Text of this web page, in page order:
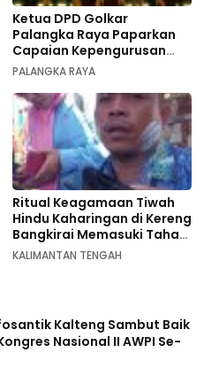
Ketua DPD Golkar
Palangka Raya Paparkan
Capaian Kepengurusan
pada Pembukaan Musda XI
PALANGKA RAYA
Ritual Keagamaan Tiwah
Hindu Kaharingan di Kereng
Bangkirai Memasuki Tahap
Akhir
KALIMANTAN TENGAH
Kalteng Sambut Baik
Nasional II AWPI Se-